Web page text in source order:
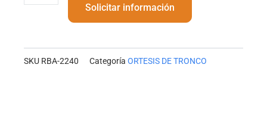
Solicitar información
SKU RBA-2240 Categoría ORTESIS DE TRONCO